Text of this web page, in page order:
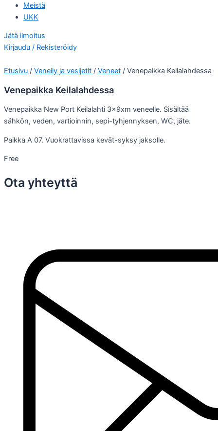
Meistä
UKK
Jätä ilmoitus
Kirjaudu / Rekisteröidy
Etusivu / Veneily ja vesijetit / Veneet / Venepaikka Keilalahdessa
Venepaikka Keilalahdessa
Venepaikka New Port Keilalahti 3x9xm veneelle. Sisältää
sähkön, veden, vartioinnin, sepi-tyhjennyksen, WC, jäte.
Paikka A 07. Vuokrattavissa kevät-syksy jaksolle.
Free
Ota yhteyttä